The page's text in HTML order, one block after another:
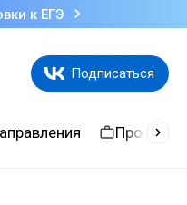
к ЕГЭ
Подписаться